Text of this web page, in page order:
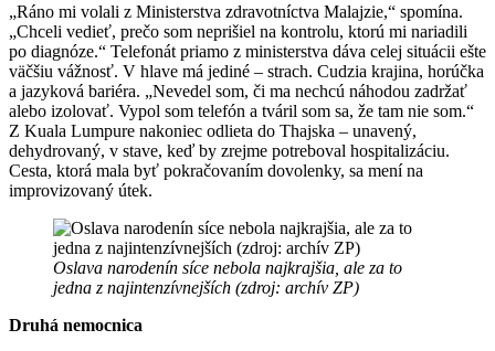
„Ráno mi volali z Ministerstva zdravotníctva Malajzie,“ spomína.
„Chceli vedieť, prečo som neprišiel na kontrolu, ktorú mi nariadili
po diagnóze.“ Telefonát priamo z ministerstva dáva celej situácii ešte
väčšiu vážnosť. V hlave má jediné – strach. Cudzia krajina, horúčka
a jazyková bariéra. „Nevedel som, či ma nechcú náhodou zadržať
alebo izolovať. Vypol som telefón a tváril som sa, že tam nie som.“
Z Kuala Lumpure nakoniec odlieta do Thajska – unavený,
dehydrovaný, v stave, keď by zrejme potreboval hospitalizáciu.
Cesta, ktorá mala byť pokračovaním dovolenky, sa mení na
improvizovaný útek.
Oslava narodenín síce nebola najkrajšia, ale za to
jedna z najintenzívnejších (zdroj: archív ZP)
Druhá nemocnica